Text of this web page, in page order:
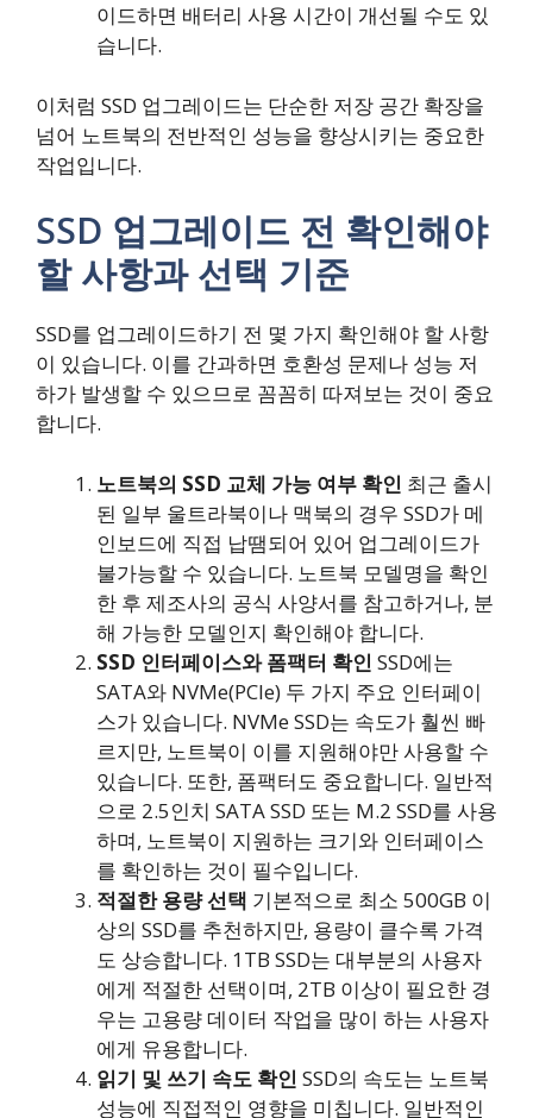
이드하면 배터리 사용 시간이 개선될 수도 있
습니다.
이처럼 SSD 업그레이드는 단순한 저장 공간 확장을
넘어 노트북의 전반적인 성능을 향상시키는 중요한
작업입니다.
SSD 업그레이드 전 확인해야
할 사항과 선택 기준
SSD를 업그레이드하기 전 몇 가지 확인해야 할 사항
이 있습니다. 이를 간과하면 호환성 문제나 성능 저
하가 발생할 수 있으므로 꼼꼼히 따져보는 것이 중요
합니다.
노트북의 SSD 교체 가능 여부 확인 최근 출시
된 일부 울트라북이나 맥북의 경우 SSD가 메
인보드에 직접 납땜되어 있어 업그레이드가
불가능할 수 있습니다. 노트북 모델명을 확인
한 후 제조사의 공식 사양서를 참고하거나, 분
해 가능한 모델인지 확인해야 합니다.
SSD 인터페이스와 폼팩터 확인 SSD에는
SATA와 NVMe(PCIe) 두 가지 주요 인터페이
스가 있습니다. NVMe SSD는 속도가 훨씬 빠
르지만, 노트북이 이를 지원해야만 사용할 수
있습니다. 또한, 폼팩터도 중요합니다. 일반적
으로 2.5인치 SATA SSD 또는 M.2 SSD를 사용
하며, 노트북이 지원하는 크기와 인터페이스
를 확인하는 것이 필수입니다.
적절한 용량 선택 기본적으로 최소 500GB 이
상의 SSD를 추천하지만, 용량이 클수록 가격
도 상승합니다. 1TB SSD는 대부분의 사용자
에게 적절한 선택이며, 2TB 이상이 필요한 경
우는 고용량 데이터 작업을 많이 하는 사용자
에게 유용합니다.
읽기 및 쓰기 속도 확인 SSD의 속도는 노트북
성능에 직접적인 영향을 미칩니다. 일반적인